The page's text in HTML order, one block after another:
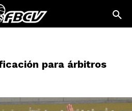
para árbitros